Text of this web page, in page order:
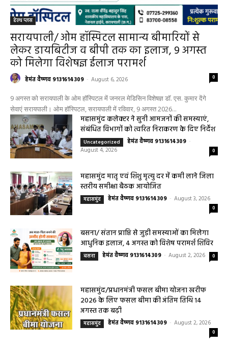
हेल्थ प्लस
सरायपाली/ ओम हॉस्पिटल सामान्य बीमारियों से
लेकर डायबिटीज व बीपी तक का इलाज, 9 अगस्त
को मिलेगा विशेषज्ञ ईलाज परामर्श
हेमंत वैष्णव 9131614309 - August 6, 2026 0
9 अगस्त को सरायपाली के ओम हॉस्पिटल में जनरल मेडिसिन विशेषज्ञ डॉ. एस. कुमार देंगे
सेवाएं सरायपाली। ओम हॉस्पिटल, सरायपाली में रविवार, 9 अगस्त 2026...
महासमुंद कलेक्टर ने सुनी आमजनों की समस्याएं,
संबंधित विभागों को त्वरित निराकरण के दिए निर्देश
Uncategorized हेमंत वैष्णव 9131614309 -
August 4, 2026
0
महासमुंद मातृ एवं शिशु मृत्यु दर में कमी लाने जिला
स्तरीय समीक्षा बैठक आयोजित
महासमुंद हेमंत वैष्णव 9131614309 - August 3, 2026
0
बसना/ संतान प्राप्ति से जुड़ी समस्याओं का मिलेगा
आधुनिक इलाज, 4 अगस्त को विशेष परामर्श शिविर
बसना हेमंत वैष्णव 9131614309 - August 2, 2026 0
महासमुंद/प्रधानमंत्री फसल बीमा योजना खरीफ
2026 के लिए फसल बीमा की अंतिम तिथि 14
अगस्त तक बढ़ी
महासमुंद हेमंत वैष्णव 9131614309 - August 2, 2026
0